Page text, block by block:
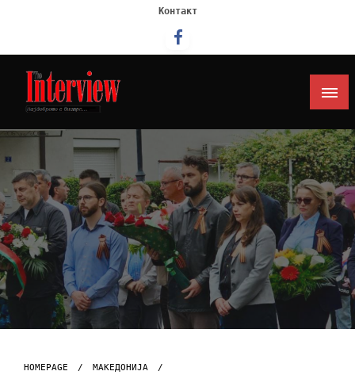
Контакт
Интервју
HOMEPAGE
МАКЕДОНИЈА